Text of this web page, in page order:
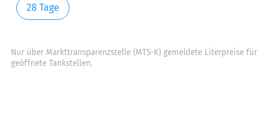
28 Tage
Nur über Markttransparenzstelle (MTS-K) gemeldete Literpreise für
geöffnete Tankstellen.